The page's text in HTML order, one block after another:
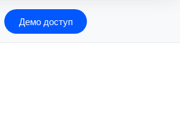
Демо доступ